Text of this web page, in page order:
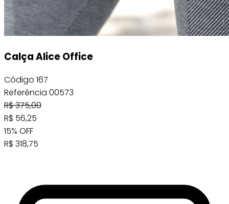
Calça Alice Office
Código 167
Referência 00573
R$375,00
R$ 56,25
15% OFF
R$ 318,75